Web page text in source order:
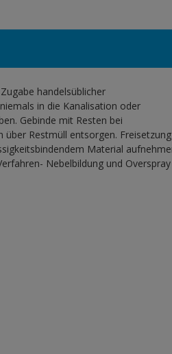
handelsüblicher
in die Kanalisation oder
Gebinde mit Resten bei
über Restmüll entsorgen. Freisetzung
Material
Nebelbildung und Overspray